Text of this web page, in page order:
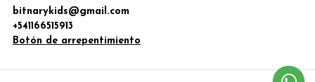
bitnarykids@gmail.com
+541166515913
Botón de arrepentimiento